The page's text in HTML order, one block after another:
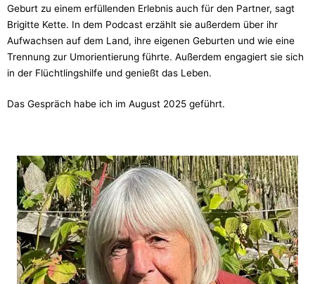
Geburt zu einem erfüllenden Erlebnis auch für den Partner, sagt
Brigitte Kette. In dem Podcast erzählt sie außerdem über ihr
Aufwachsen auf dem Land, ihre eigenen Geburten und wie eine
Trennung zur Umorientierung führte. Außerdem engagiert sie sich
in der Flüchtlingshilfe und genießt das Leben.
Das Gespräch habe ich im August 2025 geführt.